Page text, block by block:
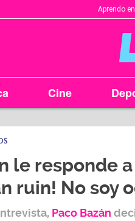
Aprendo
Cine
le responde
ruin! No soy
Paco Bazán